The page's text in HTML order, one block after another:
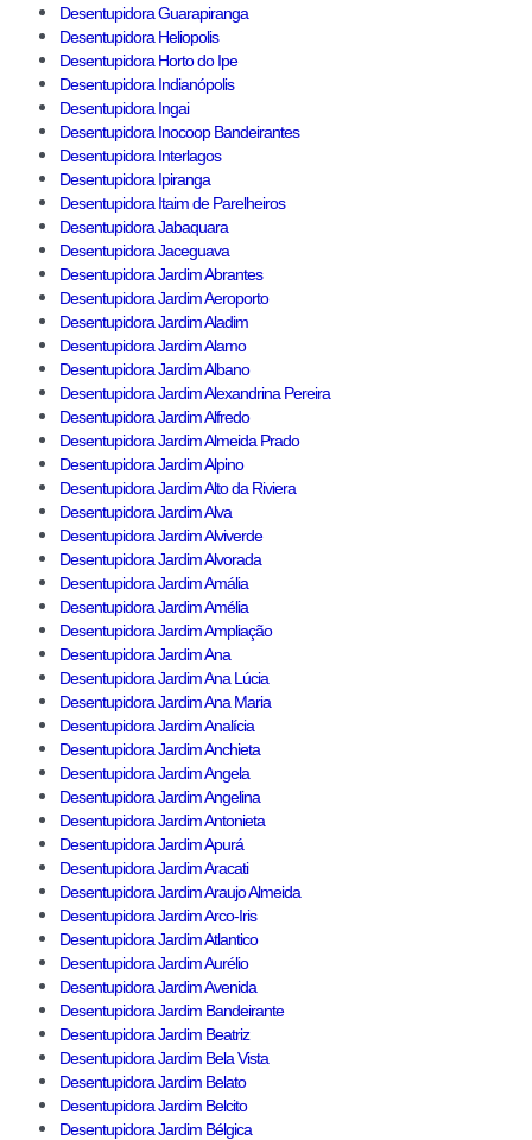
Desentupidora Guarapiranga
Desentupidora Heliopolis
Desentupidora Horto do Ipe
Desentupidora Indianópolis
Desentupidora Ingai
Desentupidora Inocoop Bandeirantes
Desentupidora Interlagos
Desentupidora Ipiranga
Desentupidora Itaim de Parelheiros
Desentupidora Jabaquara
Desentupidora Jaceguava
Desentupidora Jardim Abrantes
Desentupidora Jardim Aeroporto
Desentupidora Jardim Aladim
Desentupidora Jardim Alamo
Desentupidora Jardim Albano
Desentupidora Jardim Alexandrina Pereira
Desentupidora Jardim Alfredo
Desentupidora Jardim Almeida Prado
Desentupidora Jardim Alpino
Desentupidora Jardim Alto da Riviera
Desentupidora Jardim Alva
Desentupidora Jardim Alviverde
Desentupidora Jardim Alvorada
Desentupidora Jardim Amália
Desentupidora Jardim Amélia
Desentupidora Jardim Ampliação
Desentupidora Jardim Ana
Desentupidora Jardim Ana Lúcia
Desentupidora Jardim Ana Maria
Desentupidora Jardim Analícia
Desentupidora Jardim Anchieta
Desentupidora Jardim Angela
Desentupidora Jardim Angelina
Desentupidora Jardim Antonieta
Desentupidora Jardim Apurá
Desentupidora Jardim Aracati
Desentupidora Jardim Araujo Almeida
Desentupidora Jardim Arco-Iris
Desentupidora Jardim Atlantico
Desentupidora Jardim Aurélio
Desentupidora Jardim Avenida
Desentupidora Jardim Bandeirante
Desentupidora Jardim Beatriz
Desentupidora Jardim Bela Vista
Desentupidora Jardim Belato
Desentupidora Jardim Belcito
Desentupidora Jardim Bélgica